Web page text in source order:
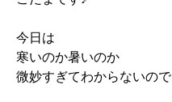
今日は
寒いのか暑いのか
微妙すぎてわからないので